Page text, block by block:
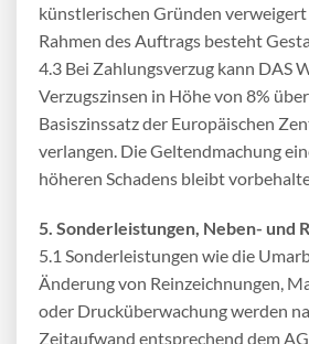
künstlerischen Gründen
Rahmen des Auftrags besteht
4.3 Bei Zahlungsverzug kann DAS
Verzugszinsen in Höhe von 8%
Basiszinssatz der Europäischen
verlangen. Die Geltendmachung
höheren Schadens bleibt
5. Sonderleistungen, Neben- und
5.1 Sonderleistungen wie die
Änderung von Reinzeichnungen,
oder Drucküberwachung werden
Zeitaufwand entsprechend dem